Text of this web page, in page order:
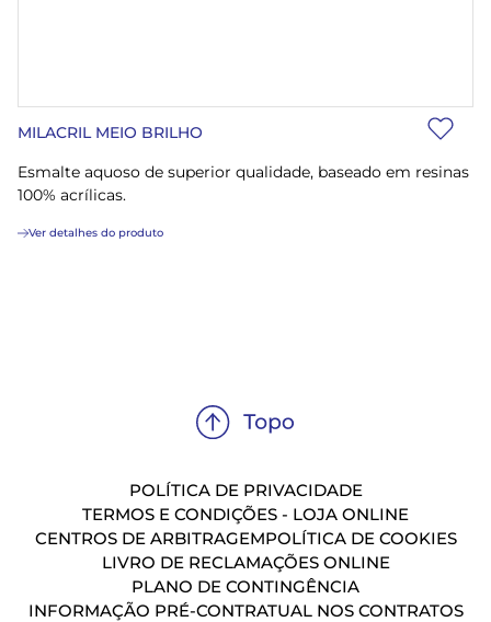
MILACRIL MEIO BRILHO
Esmalte aquoso de superior qualidade, baseado em resinas
100% acrílicas.
Ver detalhes do produto
POLÍTICA DE PRIVACIDADE
TERMOS E CONDIÇÕES - LOJA ONLINE
CENTROS DE ARBITRAGEMPOLÍTICA DE COOKIES
LIVRO DE RECLAMAÇÕES ONLINE
PLANO DE CONTINGÊNCIA
INFORMAÇÃO PRÉ-CONTRATUAL NOS CONTRATOS